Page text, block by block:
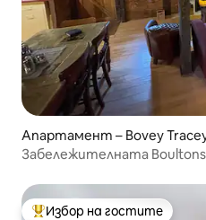
Апартамент – Bovey
Забележителната Boultons
Избор на гостите